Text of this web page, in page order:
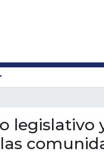
legislativo